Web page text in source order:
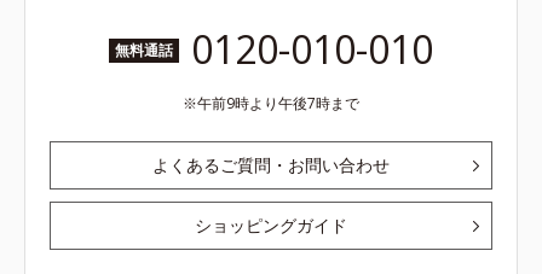
無料通話 0120-010-010
午前9時より午後7時まで
よくあるご質問・お問い合わせ
ショッピングガイド